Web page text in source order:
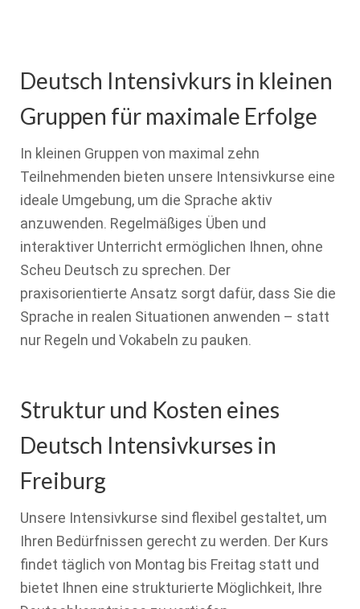
Deutsch Intensivkurs in kleinen
Gruppen für maximale Erfolge
In kleinen Gruppen von maximal zehn
Teilnehmenden bieten unsere Intensivkurse eine
ideale Umgebung, um die Sprache aktiv
anzuwenden. Regelmäßiges Üben und
interaktiver Unterricht ermöglichen Ihnen, ohne
Scheu Deutsch zu sprechen. Der
praxisorientierte Ansatz sorgt dafür, dass Sie die
Sprache in realen Situationen anwenden – statt
nur Regeln und Vokabeln zu pauken.
Struktur und Kosten eines
Deutsch Intensivkurses in
Freiburg
Unsere Intensivkurse sind flexibel gestaltet, um
Ihren Bedürfnissen gerecht zu werden. Der Kurs
findet täglich von Montag bis Freitag statt und
bietet Ihnen eine strukturierte Möglichkeit, Ihre